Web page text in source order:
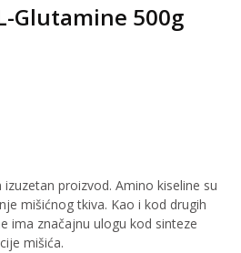
Glutamine 500g
proizvod. Amino kiseline su
mišićnog tkiva. Kao i kod drugih
ima značajnu ulogu kod sinteze
mišića.